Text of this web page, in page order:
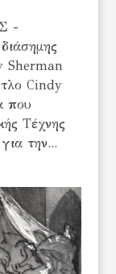
-
Sherman
Cindy
που
Τέχνης
την...